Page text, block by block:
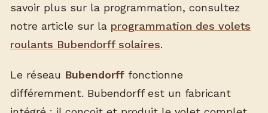
savoir plus sur la programmation, consultez
notre article sur la programmation des volets
roulants Bubendorff solaires.
Le réseau Bubendorff fonctionne
différemment. Bubendorff est un fabricant